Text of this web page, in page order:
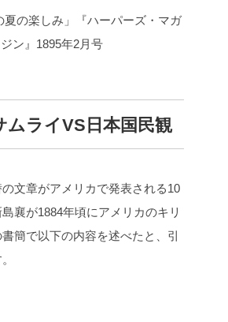
夏の楽しみ」『ハーパーズ・マガ
ジン』1895年2月号
ムライVS日本国民観
文章がアメリカで発表される10
襄が1884年頃にアメリカのキリ
簡で以下の内容を述べたと、引